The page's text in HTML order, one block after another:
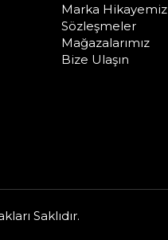
Marka Hikayemiz
Sözleşmeler
Mağazalarımız
Bize Ulaşın
Saklıdır.